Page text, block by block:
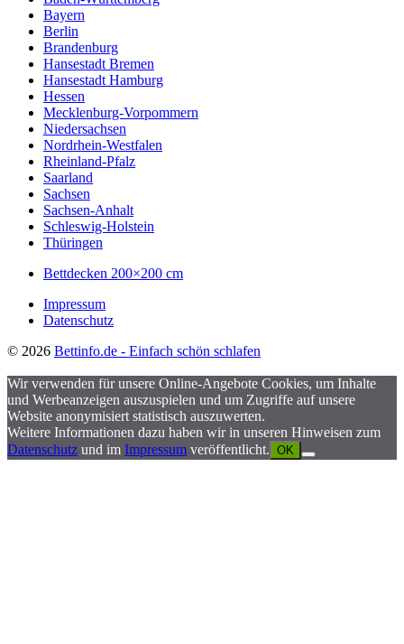
Bayern
Berlin
Brandenburg
Hansestadt Bremen
Hansestadt Hamburg
Hessen
Mecklenburg-Vorpommern
Niedersachsen
Nordrhein-Westfalen
Rheinland-Pfalz
Saarland
Sachsen
Sachsen-Anhalt
Schleswig-Holstein
Thüringen
Bettdecken 200×200 cm
Impressum
Datenschutz
© 2026 Bettinfo.de - Einfach schön schlafen
Wir verwenden für unsere Online-Angebote Cookies, um Inhalte
und Werbeanzeigen auszuspielen und um Zugriffe auf unsere
Website anonymisiert statistisch auszuwerten.
Weitere Informationen dazu haben wir in unseren Hinweisen zum
Datenschutz und im Impressum veröffentlicht. OK